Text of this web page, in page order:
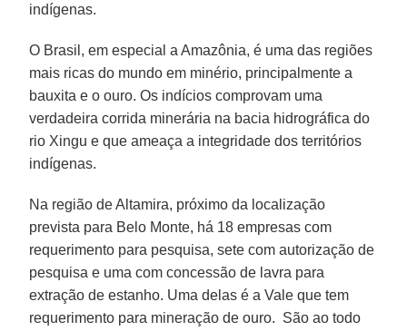
indígenas.
O Brasil, em especial a Amazônia, é uma das regiões
mais ricas do mundo em minério, principalmente a
bauxita e o ouro. Os indícios comprovam uma
verdadeira corrida minerária na bacia hidrográfica do
rio Xingu e que ameaça a integridade dos territórios
indígenas.
Na região de Altamira, próximo da localização
prevista para Belo Monte, há 18 empresas com
requerimento para pesquisa, sete com autorização de
pesquisa e uma com concessão de lavra para
extração de estanho. Uma delas é a Vale que tem
requerimento para mineração de ouro. São ao todo